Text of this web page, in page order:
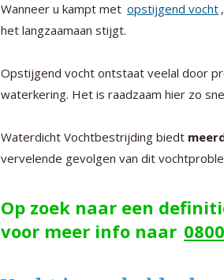
Wanneer u kampt met opstijgend vocht
het langzaamaan stijgt.
Opstijgend vocht ontstaat veelal door
waterkering. Het is raadzaam hier zo
Waterdicht Vochtbestrijding biedt
vervelende gevolgen van dit
Op zoek naar een
voor meer info naar